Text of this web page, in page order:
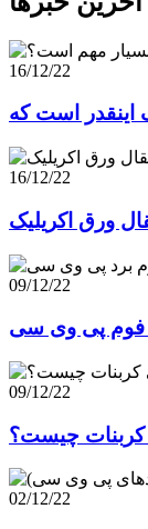
16/12/22
16/12/22
ورق اکریلیک
09/12/22
09/12/22
کربنات چیست؟
02/12/22